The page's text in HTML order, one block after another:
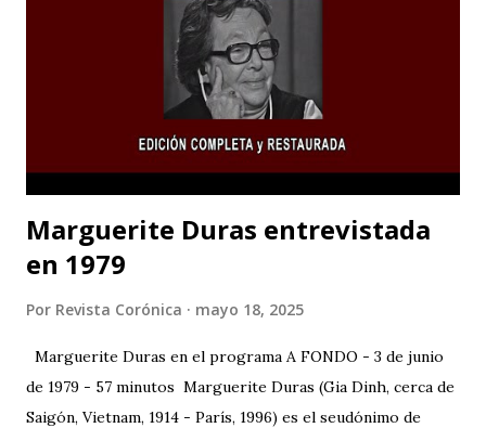
Marguerite Duras entrevistada
en 1979
Por Revista Corónica mayo 18, 2025
Marguerite Duras en el programa A FONDO - 3 de junio
de 1979 - 57 minutos Marguerite Duras (Gia Dinh, cerca de
Saigón, Vietnam, 1914 - París, 1996) es el seudónimo de